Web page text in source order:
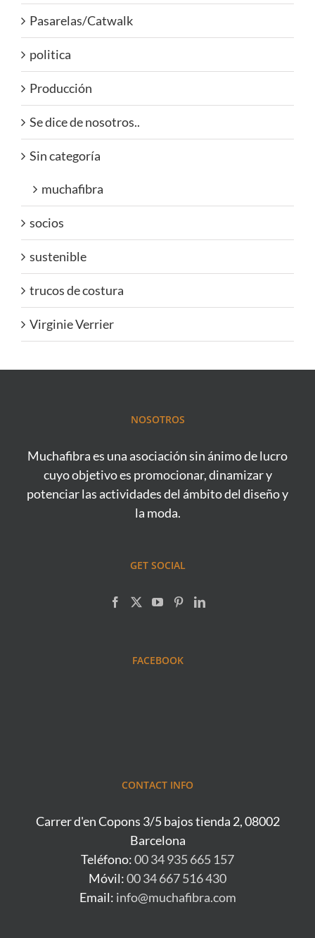
Pasarelas/Catwalk
politica
Producción
Se dice de nosotros..
Sin categoría
muchafibra
socios
sustenible
trucos de costura
Virginie Verrier
NOSOTROS
Muchafibra es una asociación sin ánimo de lucro
cuyo objetivo es promocionar, dinamizar y
potenciar las actividades del ámbito del diseño y
la moda.
GET SOCIAL
FACEBOOK
CONTACT INFO
Carrer d'en Copons 3/5 bajos tienda 2, 08002
Barcelona
Teléfono:00 34 935 665 157
Móvil:00 34 667 516 430
Email: info@muchafibra.com